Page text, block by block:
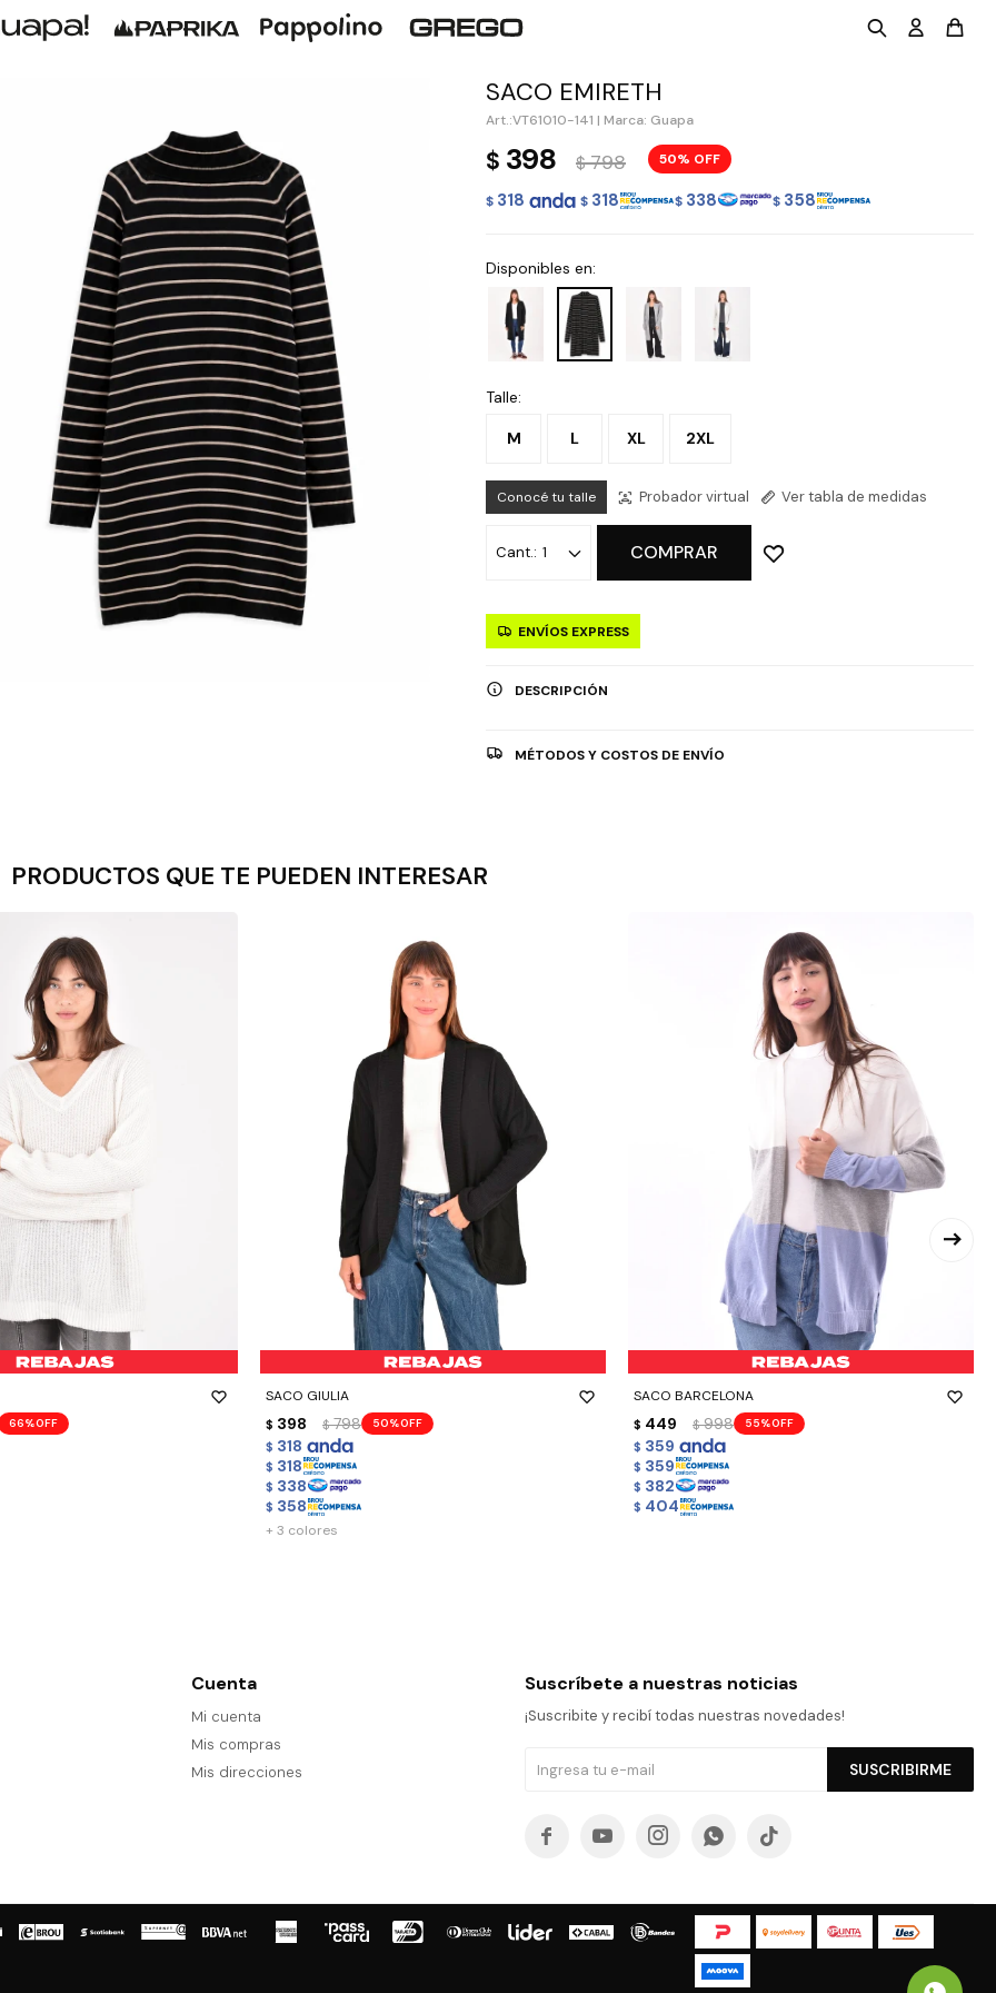
SACO EMIRETH
VT61010-141 | Marca: Guapa
$ 398 $ 798 50
$ 318 $ 318 $ 338 $ 358
Disponibles en:
Talle:
M L XL 2XL
Conocé tu talle Probador virtual Ver tabla de medidas
1 COMPRAR
ENVÍOS EXPRESS
DESCRIPCIÓN
MÉTODOS Y COSTOS DE ENVÍO
PRODUCTOS QUE TE PUEDEN INTERESAR
66
SACO GIULIA
$ 398 $ 798 50
$ 318
$ 318
$ 338
$ 358
- +
+ 3 colores
SACO BARCELONA
$ 449 $ 998 55
$ 359
$ 359
$ 382
$ 404
- +
Cuenta
Mi cuenta
Mis compras
Mis direcciones
Suscríbete a nuestras noticias
¡Suscribite y recibí todas nuestras novedades!
SUSCRIBIRME
    